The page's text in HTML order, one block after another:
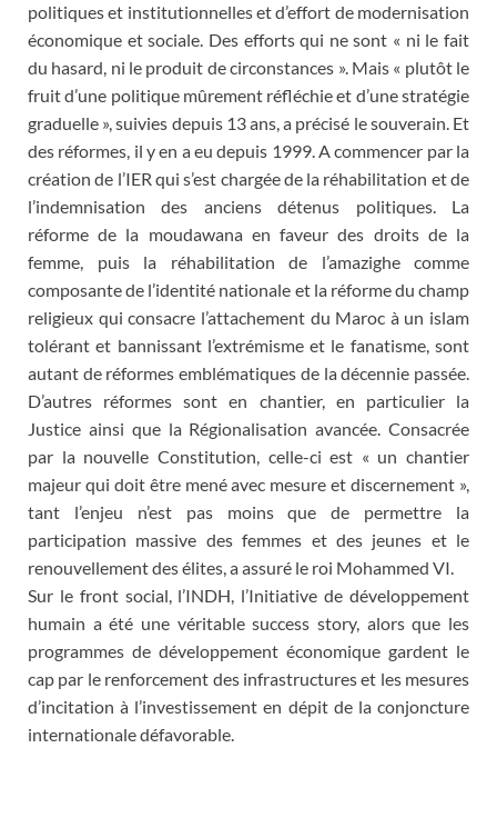
politiques et institutionnelles et d’effort de modernisation
économique et sociale. Des efforts qui ne sont « ni le fait
du hasard, ni le produit de circonstances ». Mais « plutôt le
fruit d’une politique mûrement réfléchie et d’une stratégie
graduelle », suivies depuis 13 ans, a précisé le souverain. Et
des réformes, il y en a eu depuis 1999. A commencer par la
création de l’IER qui s’est chargée de la réhabilitation et de
l’indemnisation des anciens détenus politiques. La
réforme de la moudawana en faveur des droits de la
femme, puis la réhabilitation de l’amazighe comme
composante de l’identité nationale et la réforme du champ
religieux qui consacre l’attachement du Maroc à un islam
tolérant et bannissant l’extrémisme et le fanatisme, sont
autant de réformes emblématiques de la décennie passée.
D’autres réformes sont en chantier, en particulier la
Justice ainsi que la Régionalisation avancée. Consacrée
par la nouvelle Constitution, celle-ci est « un chantier
majeur qui doit être mené avec mesure et discernement »,
tant l’enjeu n’est pas moins que de permettre la
participation massive des femmes et des jeunes et le
renouvellement des élites, a assuré le roi Mohammed VI.
Sur le front social, l’INDH, l’Initiative de développement
humain a été une véritable success story, alors que les
programmes de développement économique gardent le
cap par le renforcement des infrastructures et les mesures
d’incitation à l’investissement en dépit de la conjoncture
internationale défavorable.